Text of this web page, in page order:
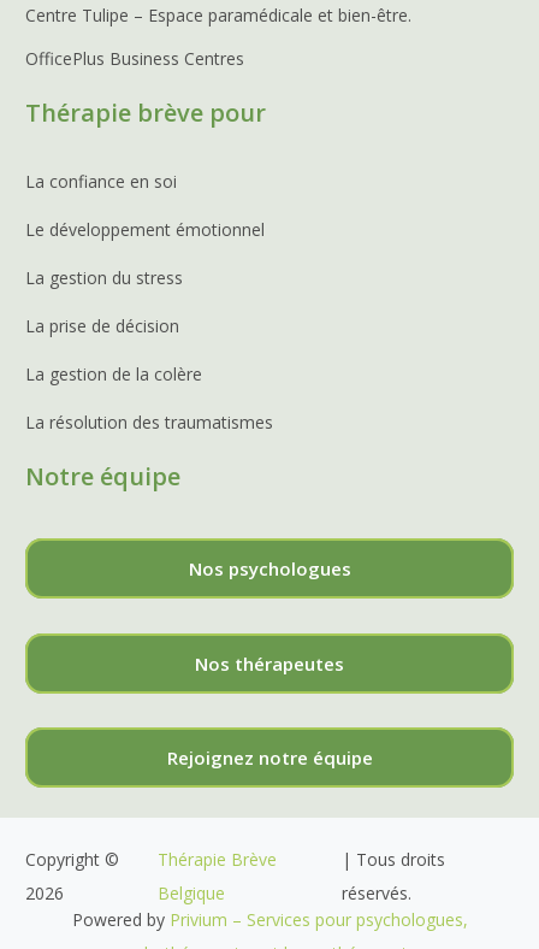
Centre Tulipe – Espace paramédicale et bien-être.
OfficePlus Business Centres
Thérapie brève pour
La confiance en soi
Le développement émotionnel
La gestion du stress
La prise de décision
La gestion de la colère
La résolution des traumatismes
Notre équipe
Nos psychologues
Nos thérapeutes
Rejoignez notre équipe
Copyright ©
2026
Thérapie Brève
Belgique
| Tous droits
réservés.
Powered by Privium – Services pour psychologues,